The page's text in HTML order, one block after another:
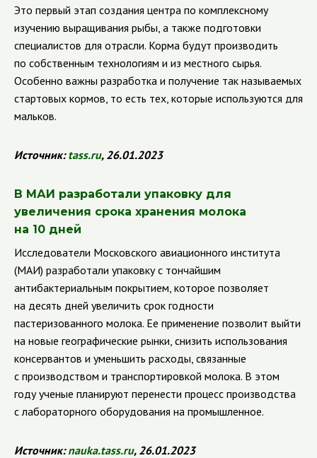
Это первый этап создания центра по комплексному
изучению выращивания рыбы, а также подготовки
специалистов для отрасли. Корма будут производить
по собственным технологиям и из местного сырья.
Особенно важны разработка и получение так называемых
стартовых кормов, то есть тех, которые используются для
мальков.
Источник:tass.ru, 26.01.2023
В МАИ разработали упаковку для
увеличения срока хранения молока
на 10 дней
Исследователи Московского авиационного института
(МАИ) разработали упаковку с тончайшим
антибактериальным покрытием, которое позволяет
на десять дней увеличить срок годности
пастеризованного молока. Ее применение позволит выйти
на новые географические рынки, снизить использования
консервантов и уменьшить расходы, связанные
с производством и транспортировкой молока. В этом
году ученые планируют перенести процесс производства
с лабораторного оборудования на промышленное.
Источник:nauka.tass.ru, 26.01.2023